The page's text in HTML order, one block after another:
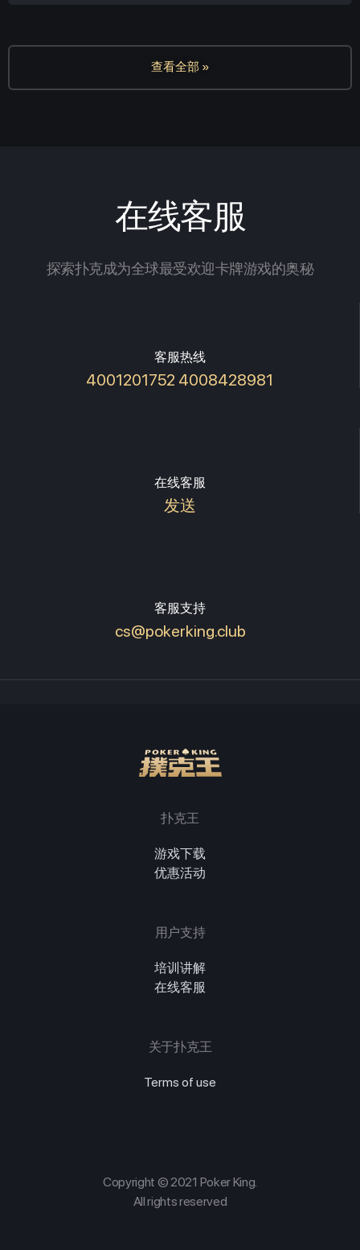
查看全部 »
在线客服
探索扑克成为全球最受欢迎卡牌游戏的奥秘
客服热线
4001201752 4008428981
在线客服
发送
客服支持
cs@pokerking.club
扑克王
游戏下载
优惠活动
用户支持
培训讲解
在线客服
关于扑克王
Terms of use
Copyright © 2021 Poker King.
All rights reserved